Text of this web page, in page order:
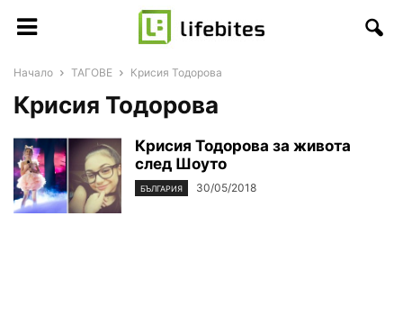
Начало ТАГОВЕ Крисия Тодорова
Крисия Тодорова
Крисия Тодорова за живота
след Шоуто
БЪЛГАРИЯ 30/05/2018